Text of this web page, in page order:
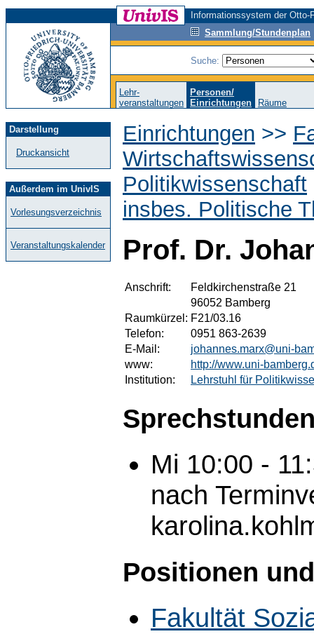
Informationssystem der
Sammlung/Stundenplan
Suche:
Lehr-
veranstaltungen
Personen/
Einrichtungen
Räume
Darstellung
Druckansicht
Außerdem im UnivIS
Vorlesungsverzeichnis
Veranstaltungskalender
Einrichtungen >>
Politikwissenschaft
insbes. Politische
Prof. Dr.
Anschrift:
Feldkirchenstraße 21
96052 Bamberg
Raumkürzel: F21/03.16
Telefon:
0951 863-2639
E-Mail:
johannes.marx@uni-
www:
http://www.uni-
Institution:
Lehrstuhl für
Mi 10:00 -
nach
Positionen
Fakultät